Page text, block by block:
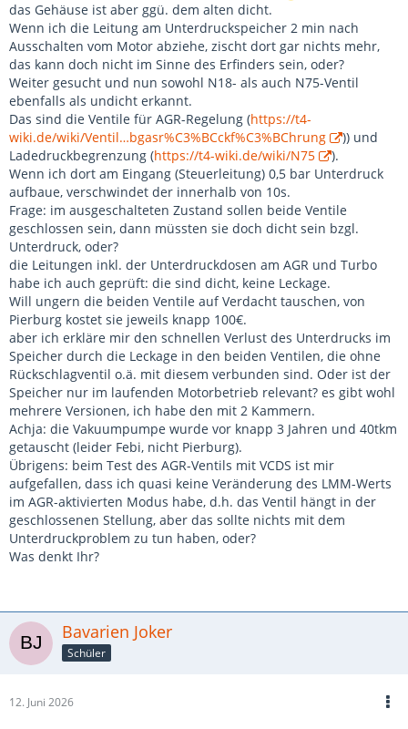
das Gehäuse ist aber ggü. dem alten dicht.
Wenn ich die Leitung am Unterdruckspeicher 2 min nach
Ausschalten vom Motor abziehe, zischt dort gar nichts mehr,
das kann doch nicht im Sinne des Erfinders sein, oder?
Weiter gesucht und nun sowohl N18- als auch N75-Ventil
ebenfalls als undicht erkannt.
Das sind die Ventile für AGR-Regelung (https://t4-
wiki.de/wiki/Ventil…bgasr%C3%BCckf%C3%BChrung
)) und
Ladedruckbegrenzung (https://t4-wiki.de/wiki/N75
).
Wenn ich dort am Eingang (Steuerleitung) 0,5 bar Unterdruck
aufbaue, verschwindet der innerhalb von 10s.
Frage: im ausgeschalteten Zustand sollen beide Ventile
geschlossen sein, dann müssten sie doch dicht sein bzgl.
Unterdruck, oder?
die Leitungen inkl. der Unterdruckdosen am AGR und Turbo
habe ich auch geprüft: die sind dicht, keine Leckage.
Will ungern die beiden Ventile auf Verdacht tauschen, von
Pierburg kostet sie jeweils knapp 100€.
aber ich erkläre mir den schnellen Verlust des Unterdrucks im
Speicher durch die Leckage in den beiden Ventilen, die ohne
Rückschlagventil o.ä. mit diesem verbunden sind. Oder ist der
Speicher nur im laufenden Motorbetrieb relevant? es gibt wohl
mehrere Versionen, ich habe den mit 2 Kammern.
Achja: die Vakuumpumpe wurde vor knapp 3 Jahren und 40tkm
getauscht (leider Febi, nicht Pierburg).
Übrigens: beim Test des AGR-Ventils mit VCDS ist mir
aufgefallen, dass ich quasi keine Veränderung des LMM-Werts
im AGR-aktivierten Modus habe, d.h. das Ventil hängt in der
geschlossenen Stellung, aber das sollte nichts mit dem
Unterdruckproblem zu tun haben, oder?
Was denkt Ihr?
Bavarien Joker
Schüler
12. Juni 2026